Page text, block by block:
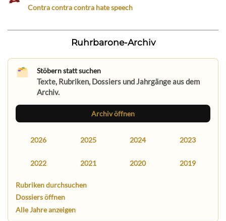
Contra contra contra hate speech
Ruhrbarone-Archiv
Stöbern statt suchen
Texte, Rubriken, Dossiers und Jahrgänge aus dem
Archiv.
Archiv öffnen
2026 2025 2024 2023
2022 2021 2020 2019
Rubriken durchsuchen
Dossiers öffnen
Alle Jahre anzeigen